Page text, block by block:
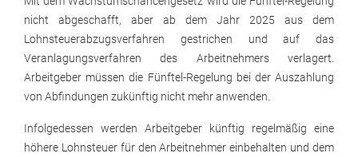
nicht abgeschafft, aber ab dem Jahr 2025 aus dem
Lohnsteuerabzugsverfahren gestrichen und auf das
Veranlagungsverfahren des Arbeitnehmers verlagert.
Arbeitgeber müssen die Fünftel-Regelung bei der Auszahlung
von Abfindungen zukünftig nicht mehr anwenden.
Infolgedessen werden Arbeitgeber künftig regelmäßig eine
höhere Lohnsteuer für den Arbeitnehmer einbehalten und dem